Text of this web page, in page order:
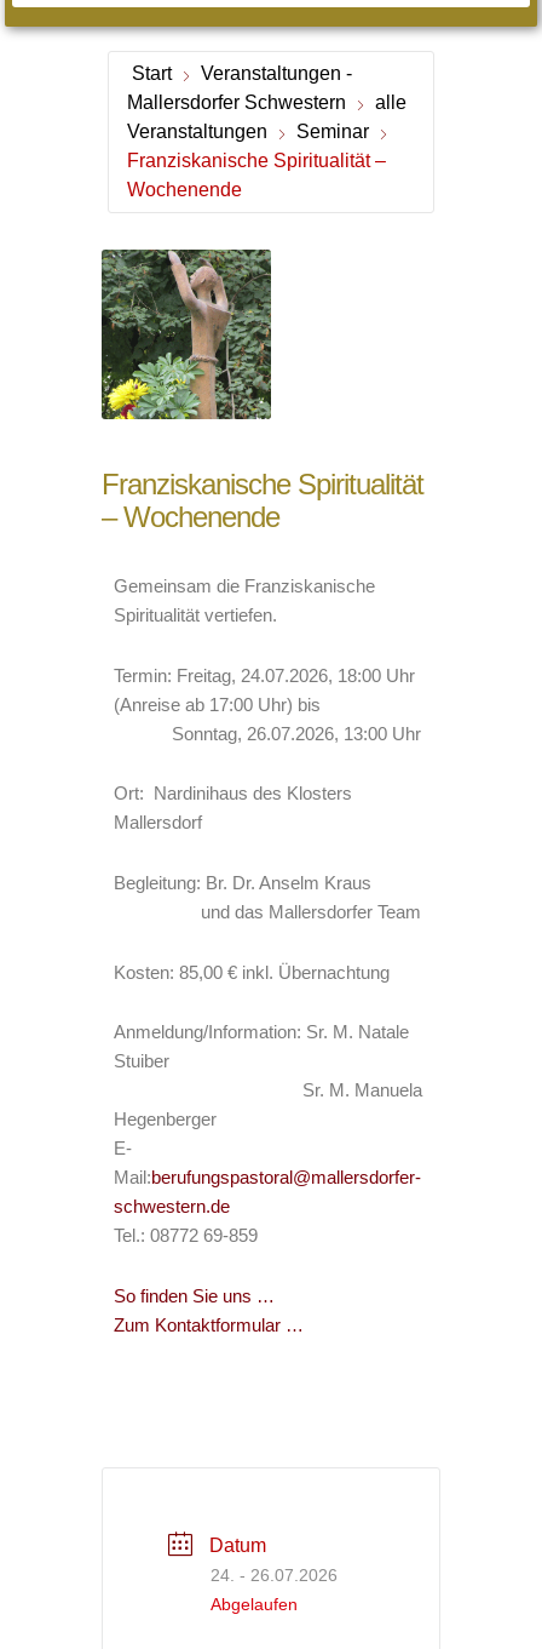
Start
Veranstaltungen -
Mallersdorfer Schwestern
alle
Veranstaltungen
Seminar
Franziskanische Spiritualität –
Wochenende
Franziskanische Spiritualität
– Wochenende
Gemeinsam die Franziskanische
Spiritualität vertiefen.
Termin: Freitag, 24.07.2026, 18:00 Uhr
(Anreise ab 17:00 Uhr) bis
Sonntag, 26.07.2026, 13:00 Uhr
Ort: Nardinihaus des Klosters
Mallersdorf
Begleitung: Br. Dr. Anselm Kraus
und das Mallersdorfer Team
Kosten: 85,00 € inkl. Übernachtung
Anmeldung/Information: Sr. M. Natale
Stuiber
Sr. M. Manuela
Hegenberger
E-
Mail:berufungspastoral@mallersdorfer-
schwestern.de
Tel.: 08772 69-859
So finden Sie uns …
Zum Kontaktformular …
Datum
24. - 26.07.2026
Abgelaufen